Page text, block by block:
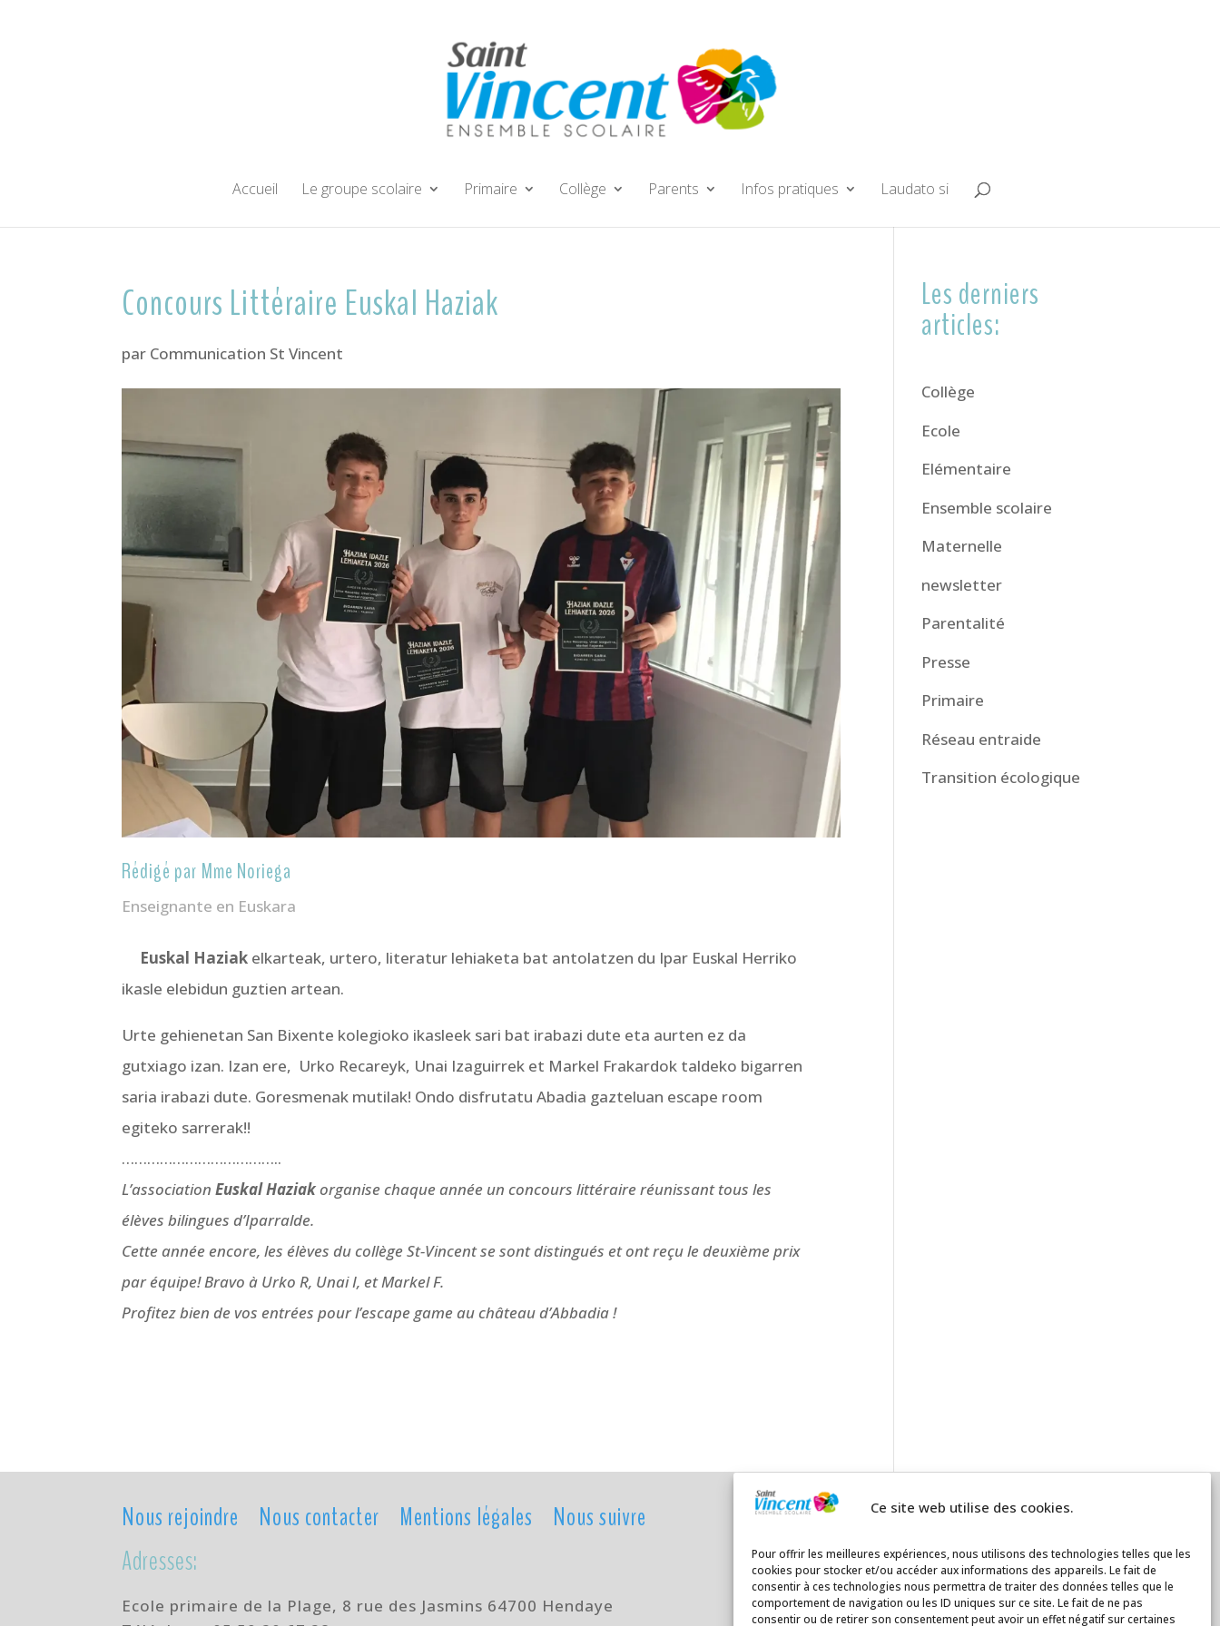
Ce site web utilise des cookies.
Pour offrir les meilleures expériences, nous utilisons des technologies telles que les
cookies pour stocker et/ou accéder aux informations des appareils. Le fait de
consentir à ces technologies nous permettra de traiter des données telles que le
comportement de navigation ou les ID uniques sur ce site. Le fait de ne pas
consentir ou de retirer son consentement peut avoir un effet négatif sur certaines
Accueil Le groupe scolaire Primaire Collège Parents Infos pratiques Laudato si
Concours Littéraire Euskal Haziak
par Communication St Vincent
Rédigé par Mme Noriega
Enseignante en Euskara
Euskal Haziak elkarteak, urtero, literatur lehiaketa bat antolatzen du Ipar Euskal Herriko
ikasle elebidun guztien artean.
Urte gehienetan San Bixente kolegioko ikasleek sari bat irabazi dute eta aurten ez da
gutxiago izan. Izan ere, Urko Recareyk, Unai Izaguirrek et Markel Frakardok taldeko bigarren
saria irabazi dute. Goresmenak mutilak! Ondo disfrutatu Abadia gazteluan escape room
egiteko sarrerak!!
………………………………..
L’associationEuskal Haziakorganise chaque année un concours littéraire réunissant tous les
élèves bilingues d’Iparralde.
Cette année encore, les élèves du collège St-Vincent se sont distingués et ont reçu le deuxième prix
par équipe! Bravo à Urko R, Unai I, et Markel F.
Profitez bien de vos entrées pour l’escape game au château d’Abbadia !
Les derniers
articles:
Collège
Ecole
Elémentaire
Ensemble scolaire
Maternelle
newsletter
Parentalité
Presse
Primaire
Réseau entraide
Transition écologique
Nous rejoindre Nous contacter Mentions légales Nous suivre
Adresses:
Ecole primaire de la Plage, 8 rue des Jasmins 64700 Hendaye